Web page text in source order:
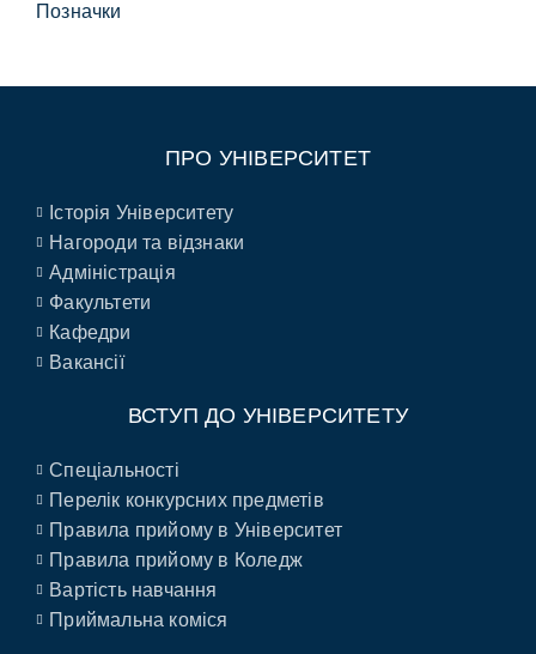
Позначки
ПРО УНІВЕРСИТЕТ
Історія Університету
Нагороди та відзнаки
Адміністрація
Факультети
Кафедри
Вакансії
ВСТУП ДО УНІВЕРСИТЕТУ
Спеціальності
Перелік конкурсних предметів
Правила прийому в Університет
Правила прийому в Коледж
Вартість навчання
Приймальна коміся